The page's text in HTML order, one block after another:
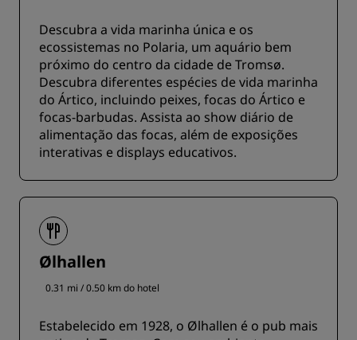
Descubra a vida marinha única e os
ecossistemas no Polaria, um aquário bem
próximo do centro da cidade de Tromsø.
Descubra diferentes espécies de vida marinha
do Ártico, incluindo peixes, focas do Ártico e
focas-barbudas. Assista ao show diário de
alimentação das focas, além de exposições
interativas e displays educativos.
Ølhallen
0.31 mi / 0.50 km do hotel
Estabelecido em 1928, o Ølhallen é o pub mais